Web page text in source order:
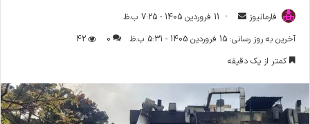
فارمانیوز
ا
ل
ا
ی
11 فروردین 1405 - 7:25 ب.ظ
آخرین به روز رسانی: 15 فروردین 1405 - 5:31 ب.ظ
0
42
کمتر از یک دقیقه